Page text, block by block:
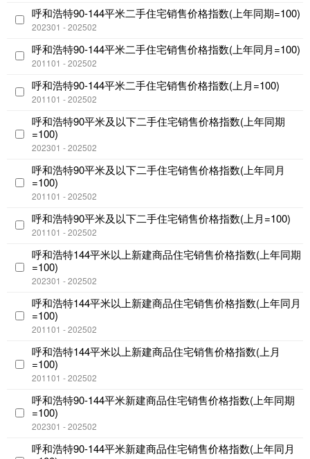
呼和浩特90-144平米二手住宅销售价格指数(上年同期=100)
202301 - 202502
呼和浩特90-144平米二手住宅销售价格指数(上年同月=100)
201101 - 202502
呼和浩特90-144平米二手住宅销售价格指数(上月=100)
201101 - 202502
呼和浩特90平米及以下二手住宅销售价格指数(上年同期
=100)
202301 - 202502
呼和浩特90平米及以下二手住宅销售价格指数(上年同月
=100)
201101 - 202502
呼和浩特90平米及以下二手住宅销售价格指数(上月=100)
201101 - 202502
呼和浩特144平米以上新建商品住宅销售价格指数(上年同期
=100)
202301 - 202502
呼和浩特144平米以上新建商品住宅销售价格指数(上年同月
=100)
201101 - 202502
呼和浩特144平米以上新建商品住宅销售价格指数(上月
=100)
201101 - 202502
呼和浩特90-144平米新建商品住宅销售价格指数(上年同期
=100)
202301 - 202502
呼和浩特90-144平米新建商品住宅销售价格指数(上年同月